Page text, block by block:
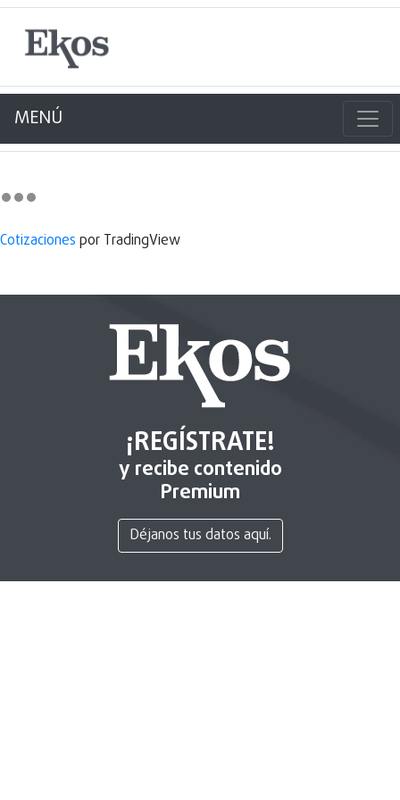
MENÚ
Cotizaciones por TradingView
¡REGÍSTRATE!
y recibe contenido
Premium
Déjanos tus datos aquí.